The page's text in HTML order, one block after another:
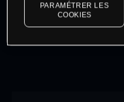
PARAMÉTRER LES
COOKIES